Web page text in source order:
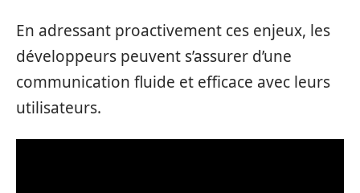
En adressant proactivement ces enjeux, les
développeurs peuvent s’assurer d’une
communication fluide et efficace avec leurs
utilisateurs.